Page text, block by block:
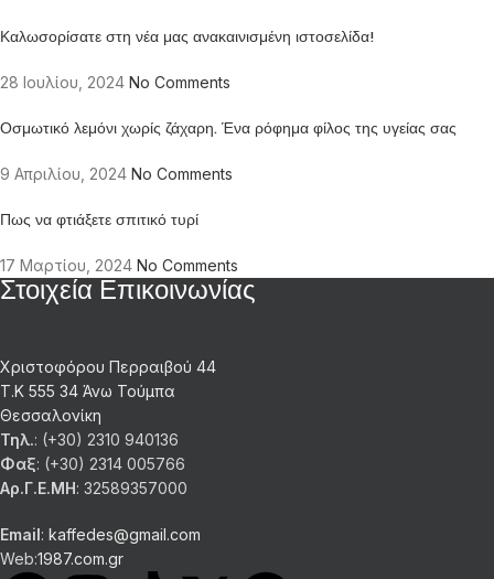
Καλωσορίσατε στη νέα μας ανακαινισμένη ιστοσελίδα!
28 Ιουλίου, 2024 No Comments
Οσμωτικό λεμόνι χωρίς ζάχαρη. Ένα ρόφημα φίλος της υγείας σας
9 Απριλίου, 2024 No Comments
Πως να φτιάξετε σπιτικό τυρί
17 Μαρτίου, 2024 No Comments
Στοιχεία Επικοινωνίας
Χριστοφόρου Περραιβού 44
Τ.Κ 555 34 Άνω Τούμπα
Θεσσαλονίκη
Τηλ.: (+30) 2310 940136
Φαξ: (+30) 2314 005766
Αρ.Γ.Ε.ΜΗ: 32589357000
Email: kaffedes@gmail.com
Web:1987.com.gr